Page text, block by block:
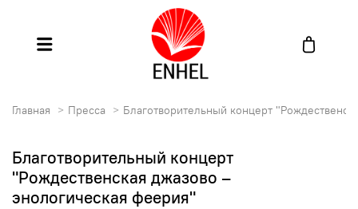
Главная Пресса Благотворительный концерт
Благотворительный концерт
"Рождественская джазово –
энологическая феерия"